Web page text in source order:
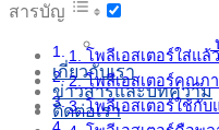
เกี่ยวกับเรา
ข่าวสารและบทความ
ติดต่อเรา
สารบัญ
1. โพลีเอสเตอร์ใส่แล้
2. โพลีเอสเตอร์คุณภ
3. โพลีเอสเตอร์ใช้กั